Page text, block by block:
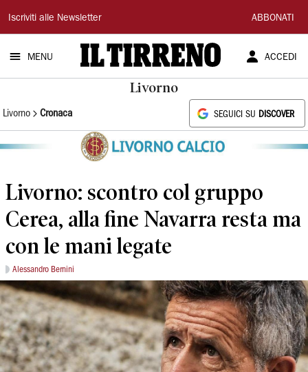
Il
Tirreno
Iscriviti alle Newsletter ABBONATI
MENU ACCEDI
Livorno
Livorno Cronaca SEGUICI SU DISCOVER
Livorno: scontro col gruppo
Cerea, alla fine Navarra resta ma
con le mani legate
Alessandro Bernini